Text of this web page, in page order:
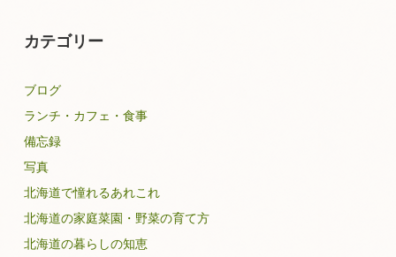
カテゴリー
ブログ
ランチ・カフェ・食事
備忘録
写真
北海道で憧れるあれこれ
北海道の家庭菜園・野菜の育て方
北海道の暮らしの知恵